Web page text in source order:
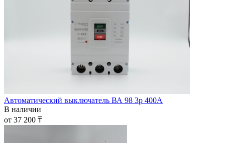
Автоматический выключатель ВА 98 3р 400А
В наличии
от 37 200 ₸